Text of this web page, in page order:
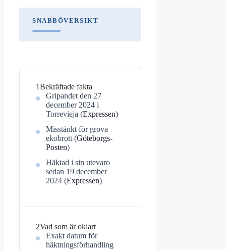
SNABBÖVERSIKT
1Bekräftade fakta
Gripandet den 27
december 2024 i
Torrevieja (Expressen)
Misstänkt för grova
ekobrott (Göteborgs-
Posten)
Häktad i sin utevaro
sedan 19 december
2024 (Expressen)
2Vad som är oklart
Exakt datum för
häktningsförhandling